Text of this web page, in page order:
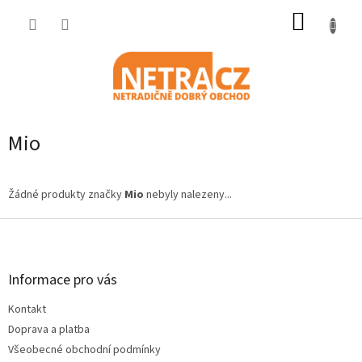
Mio
Žádné produkty značky Mio nebyly nalezeny...
Z
Informace pro vás
Kontakt
Doprava a platba
Všeobecné obchodní podmínky